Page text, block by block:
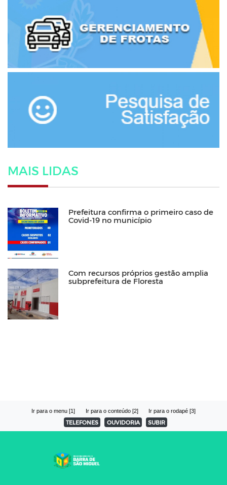
MAIS LIDAS
Prefeitura confirma o primeiro caso de
Covid-19 no município
Com recursos próprios gestão amplia
subprefeitura de Floresta
Ir para o menu [1] Ir para o conteúdo [2] Ir para o rodapé [3]
TELEFONES OUVIDORIA SUBIR